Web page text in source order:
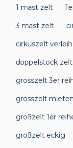
1 mast zelt
3 mast zelt
cirkuszelt verleih
doppelstock
grosszelt 3er
grosszelt mieten
großzelt 1er
großzelt eckig